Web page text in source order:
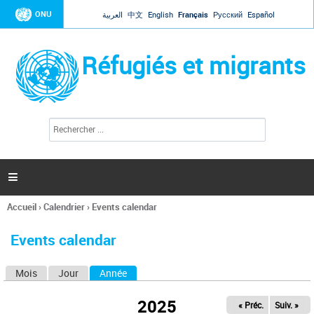
Jump to navigation
ONU العربية 中文 English Français Русский Español
Réfugiés et migrants
l
c
h
e

Vous
ici
Accueil›Calendrier› Events calendar
Events calendar
Mois Jour Année
2025 « Préc. Suiv. »